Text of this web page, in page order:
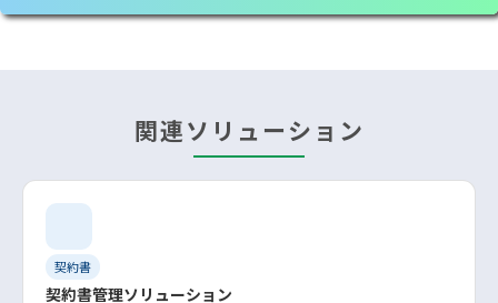
関連ソリューション
契約書
契約書管理ソリューション